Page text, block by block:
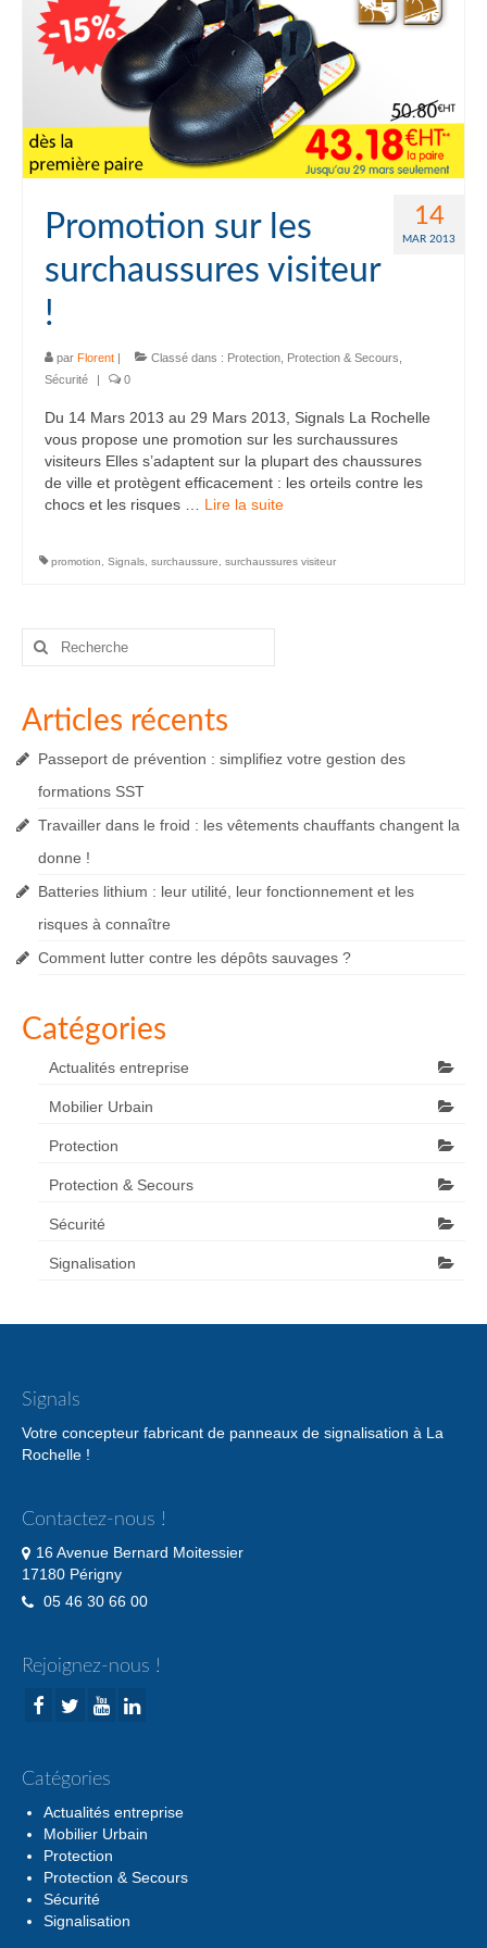
14
MAR 2013
Promotion sur les
surchaussures visiteur
!
par Florent | Classé dans : Protection Protection & Secours
Sécurité
| 0
Du 14 Mars 2013 au 29 Mars 2013, Signals La Rochelle
vous propose une promotion sur les surchaussures
visiteurs Elles s’adaptent sur la plupart des chaussures
de ville et protègent efficacement : les orteils contre les
chocs et les risques … Lire la suite­­
promotion Signals surchaussure surchaussures visiteur
Rechercher
Articles récents
Passeport de prévention : simplifiez votre gestion des
formations SST
Travailler dans le froid : les vêtements chauffants changent la
donne !
Batteries lithium : leur utilité, leur fonctionnement et les
risques à connaître
Comment lutter contre les dépôts sauvages ?
Catégories
Actualités entreprise
Mobilier Urbain
Protection
Protection & Secours
Sécurité
Signalisation
Signals
Votre concepteur fabricant de panneaux de signalisation à La
Rochelle !
Contactez-nous !
16 Avenue Bernard Moitessier
17180 Périgny
05 46 30 66 00
Rejoignez-nous !
Catégories
Actualités entreprise
Mobilier Urbain
Protection
Protection & Secours
Sécurité
Signalisation